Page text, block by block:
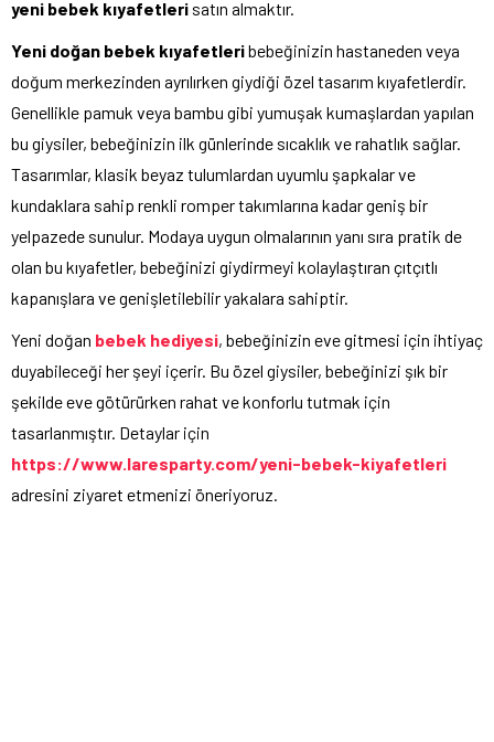
yeni bebek kıyafetleri satın almaktır.
Yeni doğan bebek kıyafetleribebeğinizin hastaneden veya
doğum merkezinden ayrılırken giydiği özel tasarım kıyafetlerdir.
Genellikle pamuk veya bambu gibi yumuşak kumaşlardan yapılan
bu giysiler, bebeğinizin ilk günlerinde sıcaklık ve rahatlık sağlar.
Tasarımlar, klasik beyaz tulumlardan uyumlu şapkalar ve
kundaklara sahip renkli romper takımlarına kadar geniş bir
yelpazede sunulur. Modaya uygun olmalarının yanı sıra pratik de
olan bu kıyafetler, bebeğinizi giydirmeyi kolaylaştıran çıtçıtlı
kapanışlara ve genişletilebilir yakalara sahiptir.
Yeni doğan bebek hediyesi, bebeğinizin eve gitmesi için ihtiyaç
duyabileceği her şeyi içerir. Bu özel giysiler, bebeğinizi şık bir
şekilde eve götürürken rahat ve konforlu tutmak için
tasarlanmıştır. Detaylar için
https://www.laresparty.com/yeni-bebek-kiyafetleri
adresini ziyaret etmenizi öneriyoruz.